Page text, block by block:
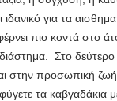
για τα
πιο κοντά στο
Στο
στην προσωπική
τα καβγαδάκια